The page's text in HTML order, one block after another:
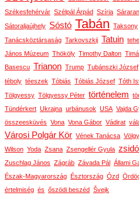
Székesfehérvár Szélpál Árpád Szíria
Sátoraljaújhely Sóstó Tabán Taksony
Tanácsköztársaság Tarkovszkij Tatuin
János Múzeum Thököly Timothy Dalton
Basescu Trianon Trump Tubánszki József
téboly téeszek Tóbiás Tóbiás József Tóth
Tölgyessy Tölgyessy Péter történelem
Tündérkert Ukrajna urbánusok USA Vajda
összeesküvés Vona Vona Gábor Vádirat
Városi Polgár Kör Vének Tanácsa
Wilson Yoda Zsana Zsengellér Gyula
Zuschlag János Zágráb Závada Pál Állami
Észak-Magyarország
Észtország Ózd
értelmiség és őszödi beszéd Švejk